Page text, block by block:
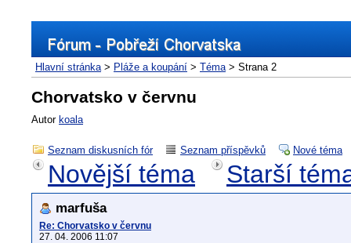
Hlavní stránka> Pláže a koupání > Téma> Strana 2
Chorvatsko v červnu
Autor koala
Seznam diskusních fór Seznam příspěvků Nové téma
Novější téma Starší
marfuša
Re: Chorvatsko v červnu
27. 04. 2006 11:07